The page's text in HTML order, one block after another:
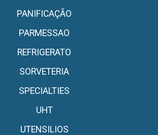
PANIFICAÇÃO
PARMESSAO
REFRIGERATO
SORVETERIA
SPECIALTIES
UHT
UTENSILIOS